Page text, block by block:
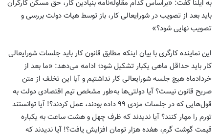
به ایلنا گفت: «براساس کدام مقاوله‌نامه بنیادین کار، حق مسکن کارگران
باید بعد از تصویب در شورایعالی کار، باز توسط هیات دولت بررسی و
تصویب نهایی شود؟»
این نماینده کارگری با بیان اینکه مطابق قانون کار باید جلسات شورایعالی
کار باید حداقل ماهی یکبار تشکیل شود؛ ادامه می‌دهد: «ما بعد از
خردادماه هیچ جلسه شورایعالی کار نداشتیم و آیا این تخلف از متن
صریح قانون نیست؟ آیا دولتی‌ها به‌طور مشخص تیم اقتصادی دولت به
قول‌هایی که در جلسات مزدی ۹۹ داده بودند، عمل کردند؟! آیا توانستند
تورم را مهار کنند؟ آیا ندیدند که ظرف چهل و هشت ساعت به یکباره
قیمت گوشت گرم، هفده هزار تومان افزایش یافت؟! آیا ندیدند که